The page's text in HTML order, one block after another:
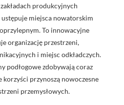
produkcyjnych
miejsca nowatorskim
To innowacyjne
organizację przestrzeni,
i miejsc odkładczych.
podłogowe zdobywają coraz
przynoszą nowoczesne
przemysłowych.